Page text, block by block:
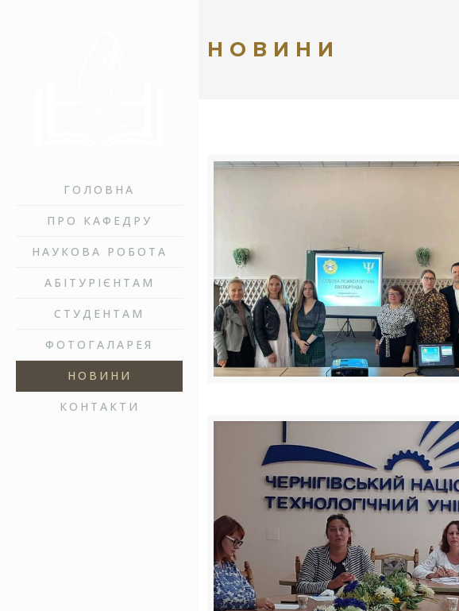
ГОЛОВНА
ПРО КАФЕДРУ
НАУКОВА РОБОТА
АБІТУРІЄНТАМ
СТУДЕНТАМ
ФОТОГАЛАРЕЯ
НОВИНИ
КОНТАКТИ
НОВИНИ